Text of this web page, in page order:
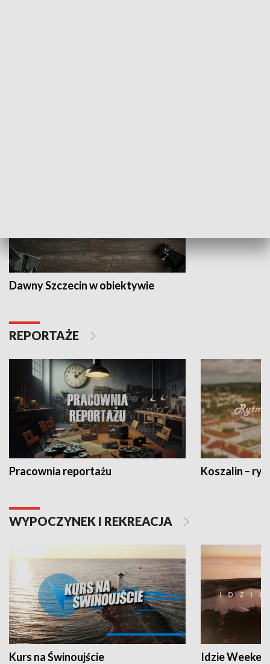
Dawny Szczecin w obiektywie
REPORTAŻE
Pracownia reportażu Koszalin –
WYPOCZYNEK I REKREACJA
Kurs na Świnoujście Idzie